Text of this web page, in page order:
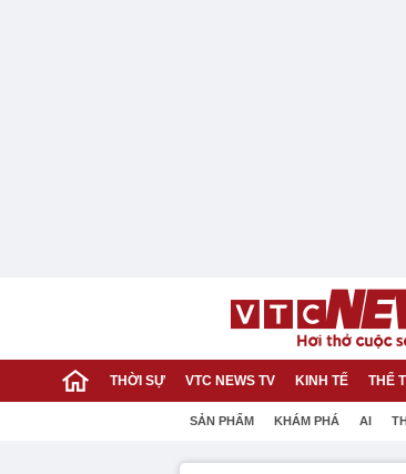
THỜI SỰ VTC NEWS TV KINH TẾ THỂ
SẢN PHẨM KHÁM PHÁ AI